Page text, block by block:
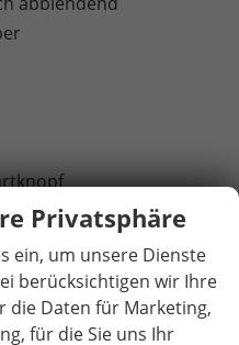
Beifahrer
Privatsphäre
ein, um unsere Dienste
berücksichtigen wir Ihre
die Daten für Marketing,
für die Sie uns Ihr